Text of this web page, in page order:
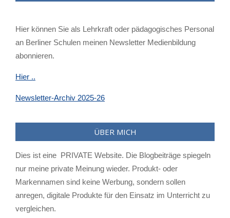
Hier können Sie als Lehrkraft oder pädagogisches Personal
an Berliner Schulen meinen Newsletter Medienbildung
abonnieren.
Hier ..
Newsletter-Archiv 2025-26
ÜBER MICH
Dies ist eine PRIVATE Website. Die Blogbeiträge spiegeln
nur meine private Meinung wieder. Produkt- oder
Markennamen sind keine Werbung, sondern sollen
anregen, digitale Produkte für den Einsatz im Unterricht zu
vergleichen.